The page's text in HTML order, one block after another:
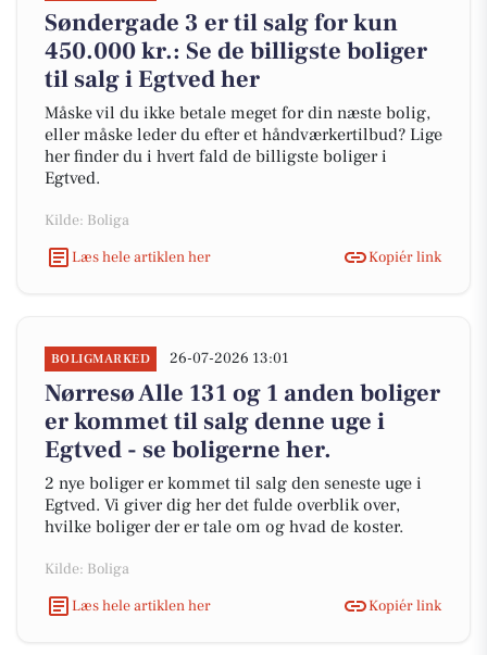
Søndergade 3 er til salg for kun
450.000 kr.: Se de billigste boliger
til salg i Egtved her
Måske vil du ikke betale meget for din næste bolig,
eller måske leder du efter et håndværkertilbud? Lige
her finder du i hvert fald de billigste boliger i
Egtved.
Kilde: Boliga
Læs hele artiklen her
Kopiér link
BOLIGMARKED 26-07-2026 13:01
Nørresø Alle 131 og 1 anden boliger
er kommet til salg denne uge i
Egtved - se boligerne her.
2 nye boliger er kommet til salg den seneste uge i
Egtved. Vi giver dig her det fulde overblik over,
hvilke boliger der er tale om og hvad de koster.
Kilde: Boliga
Læs hele artiklen her
Kopiér link